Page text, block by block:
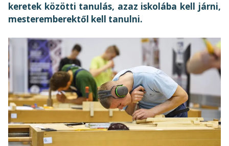
keretek közötti tanulás, azaz iskolába kell járni,
mesteremberektől kell tanulni.